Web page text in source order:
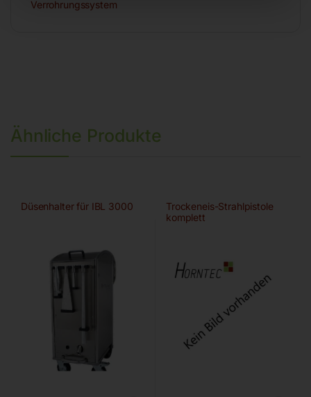
Verrohrungssystem
Ähnliche Produkte
Düsenhalter für IBL 3000
Trockeneis-Strahlpistole
komplett